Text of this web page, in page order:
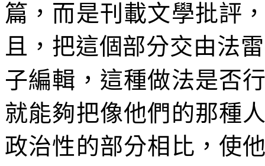
篇，而是刊載文學批評
且，把這個部分交由法
子編輯，這種做法是否
就能夠把像他們的那種
政治性的部分相比，使